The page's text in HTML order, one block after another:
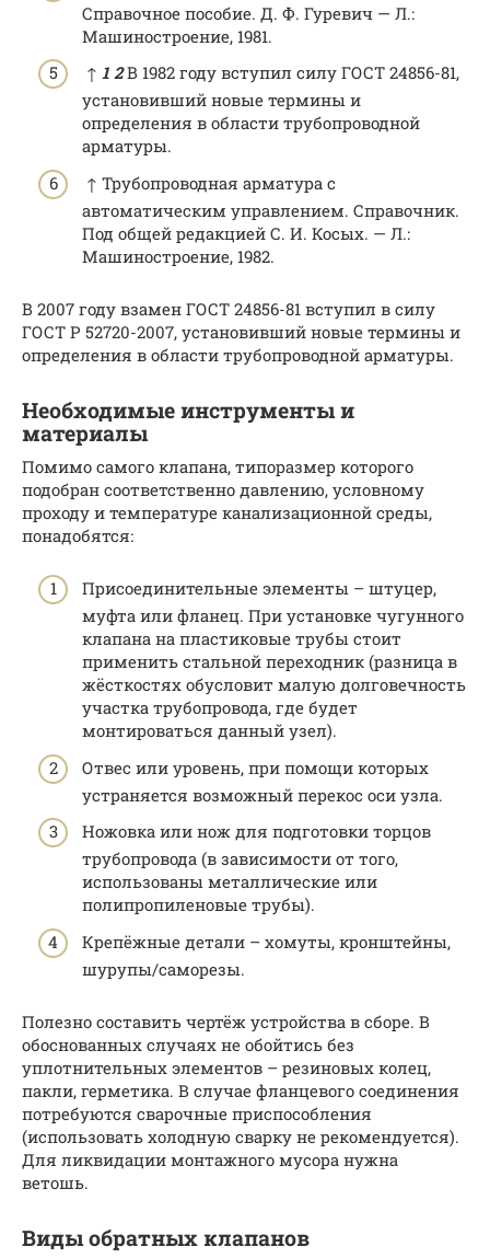
Справочное пособие. Д. Ф. Гуревич — Л.:
Машиностроение, 1981.
↑ 1 2В 1982 году вступил силу ГОСТ 24856-81,
установивший новые термины и
определения в области трубопроводной
арматуры.
↑ Трубопроводная арматура с
автоматическим управлением. Справочник.
Под общей редакцией С. И. Косых. — Л.:
Машиностроение, 1982.
В 2007 году взамен ГОСТ 24856-81 вступил в силу
ГОСТ Р 52720-2007, установивший новые термины и
определения в области трубопроводной арматуры.
Необходимые инструменты и
материалы
Помимо самого клапана, типоразмер которого
подобран соответственно давлению, условному
проходу и температуре канализационной среды,
понадобятся:
Присоединительные элементы – штуцер,
муфта или фланец. При установке чугунного
клапана на пластиковые трубы стоит
применить стальной переходник (разница в
жёсткостях обусловит малую долговечность
участка трубопровода, где будет
монтироваться данный узел).
Отвес или уровень, при помощи которых
устраняется возможный перекос оси узла.
Ножовка или нож для подготовки торцов
трубопровода (в зависимости от того,
использованы металлические или
полипропиленовые трубы).
Крепёжные детали – хомуты, кронштейны,
шурупы/саморезы.
Полезно составить чертёж устройства в сборе. В
обоснованных случаях не обойтись без
уплотнительных элементов – резиновых колец,
пакли, герметика. В случае фланцевого соединения
потребуются сварочные приспособления
(использовать холодную сварку не рекомендуется).
Для ликвидации монтажного мусора нужна
ветошь.
Виды обратных клапанов